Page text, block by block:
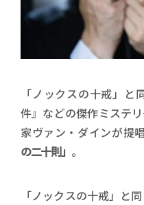
「ノックスの十戒」
件』などの傑作ミステ
家ヴァン・ダインが提
の二十則」 。
「ノックスの十戒」と